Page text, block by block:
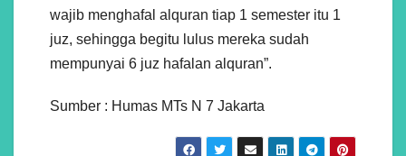
wajib menghafal alquran tiap 1 semester itu 1
juz, sehingga begitu lulus mereka sudah
mempunyai 6 juz hafalan alquran”.
Sumber : Humas MTs N 7 Jakarta